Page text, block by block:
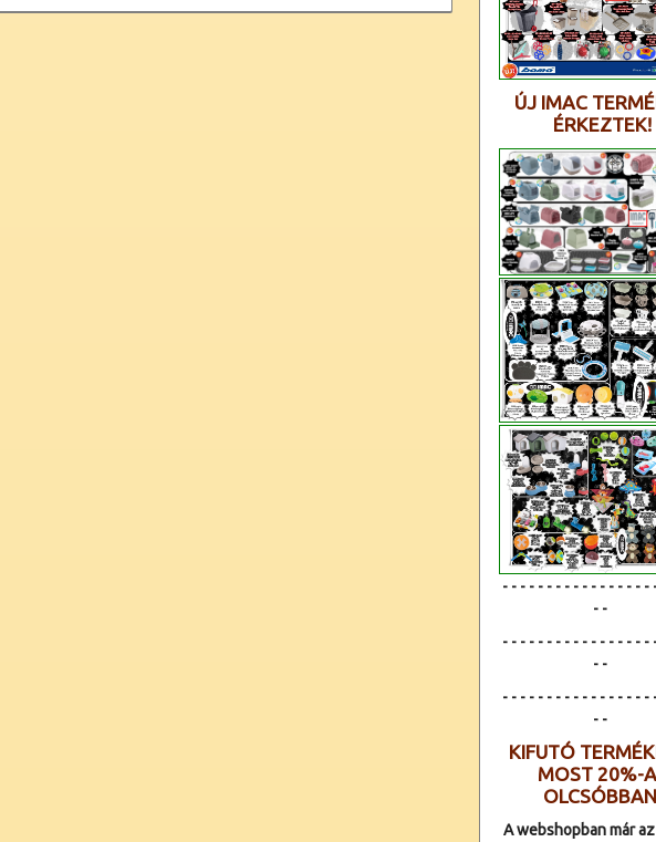
ÚJ IMAC
ÉRKEZTEK!
- - - - - - - - - - - - - - - - -
- -
- - - - - - - - - - - - - - - - -
- -
- - - - - - - - - - - - - - - - -
- -
KIFUTÓ
MOST 20%-
A webshopban már